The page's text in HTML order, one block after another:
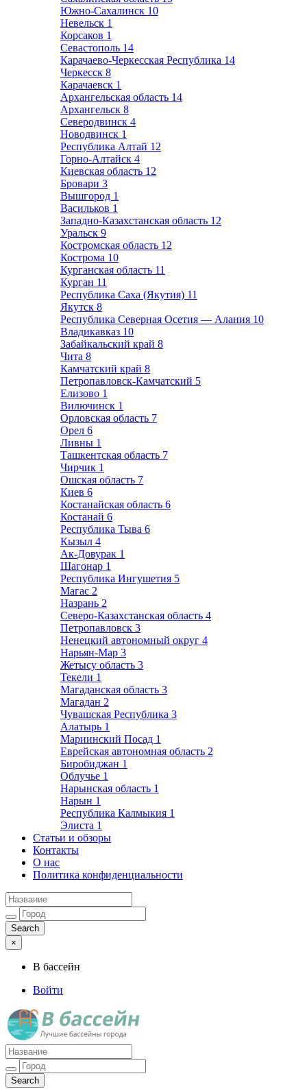
Южно-Сахалинск 10
Невельск 1
Корсаков 1
Севастополь 14
Карачаево-Черкесская Республика 14
Черкесск 8
Карачаевск 1
Архангельская область 14
Архангельск 8
Северодвинск 4
Новодвинск 1
Республика Алтай 12
Горно-Алтайск 4
Киевская область 12
Бровари 3
Вышгород 1
Васильков 1
Западно-Казахстанская область 12
Уральск 9
Костромская область 12
Кострома 10
Курганская область 11
Курган 11
Республика Саха (Якутия) 11
Якутск 8
Республика Северная Осетия — Алания 10
Владикавказ 10
Забайкальский край 8
Чита 8
Камчатский край 8
Петропавловск-Камчатский 5
Елизово 1
Вилючинск 1
Орловская область 7
Орел 6
Ливны 1
Ташкентская область 7
Чирчик 1
Ошская область 7
Киев 6
Костанайская область 6
Костанай 6
Республика Тыва 6
Кызыл 4
Ак-Довурак 1
Шагонар 1
Республика Ингушетия 5
Магас 2
Назрань 2
Северо-Казахстанская область 4
Петропавловск 3
Ненецкий автономный округ 4
Нарьян-Мар 3
Жетысу область 3
Текели 1
Магаданская область 3
Магадан 2
Чувашская Республика 3
Алатырь 1
Мариинский Посад 1
Еврейская автономная область 2
Биробиджан 1
Облучье 1
Нарынская область 1
Нарын 1
Республика Калмыкия 1
Элиста 1
Статьи и обзоры
Контакты
О нас
Политика конфиденциальности
×
В бассейн
Войти
Лучшие бассейны города